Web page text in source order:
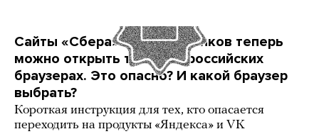
Сайты «Сбера» и других банков теперь
можно открыть только в российских
браузерах. Это опасно? И какой браузер
выбрать?
Короткая инструкция для тех, кто опасается
переходить на продукты «Яндекса» и VK